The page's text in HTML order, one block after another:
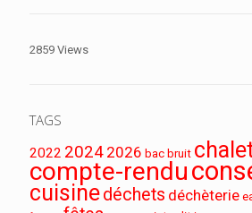
2859 Views
TAGS
2022 2024 2026 bac bruit
compte-rendu
cuisinedéchets déchèterie